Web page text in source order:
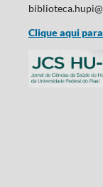
Clique aqui